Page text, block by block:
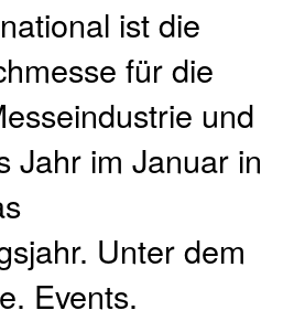
ist die
für die
und
Jahr im Januar in
Unter dem
Events.